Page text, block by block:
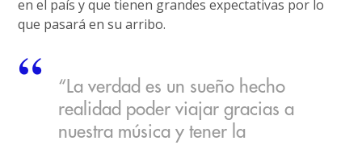
en el país y que tienen grandes expectativas por lo
que pasará en su arribo.
“La verdad es un sueño hecho
realidad poder viajar gracias a
nuestra música y tener la